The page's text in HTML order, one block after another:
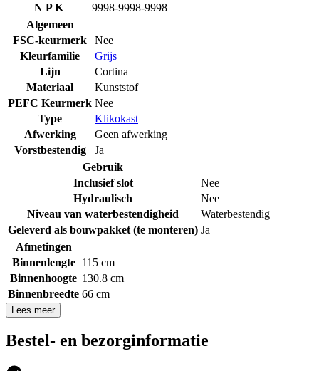
N P K
9998-9998-9998
Algemeen
FSC-keurmerk
Nee
Kleurfamilie
Grijs
Lijn
Cortina
Materiaal
Kunststof
PEFC Keurmerk Nee
Type
Klikokast
Afwerking
Geen afwerking
Vorstbestendig
Ja
Gebruik
Inclusief slot
Nee
Hydraulisch
Nee
Niveau van waterbestendigheid
Waterbestendig
Geleverd als bouwpakket (te monteren) Ja
Afmetingen
Binnenlengte
115 cm
Binnenhoogte 130.8 cm
Binnenbreedte 66 cm
Lees meer
Bestel- en bezorginformatie